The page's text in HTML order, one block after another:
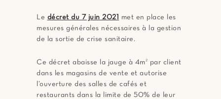
Le décret du 7 juin 2021
met en place les
mesures générales nécessaires à la gestion
de la sortie de crise sanitaire.
Ce décret abaisse la jauge à 4m2
par client
dans les magasins de vente et autorise
l’ouverture des salles de cafés et
restaurants dans la limite de 50% de leur